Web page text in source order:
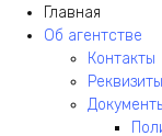
Главная
Об агентстве
Контакты
Реквизиты